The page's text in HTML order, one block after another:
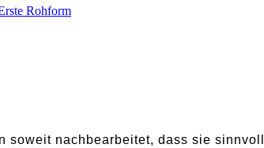
soweit nachbearbeitet, dass sie